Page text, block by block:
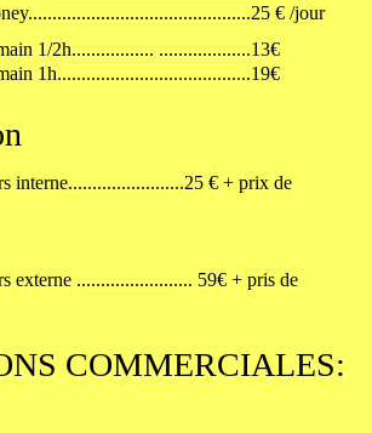
€ /jour
1/2h................. ...................13€
1h........................................19€
interne........................25 € + prix de
externe ........................ 59€ + pris de
COMMERCIALES: